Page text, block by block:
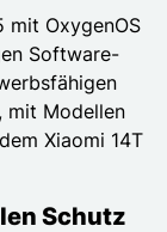
mit OxygenOS
Software-
mit Modellen
Xiaomi 14T
Schutz